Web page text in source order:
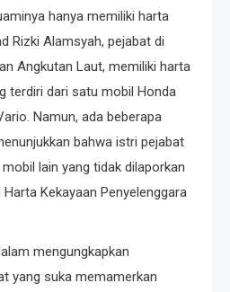
hanya memiliki harta
Rizki Alamsyah, pejabat di
Angkutan Laut, memiliki harta
terdiri dari satu mobil Honda
Namun, ada beberapa
bahwa istri pejabat
lain yang tidak dilaporkan
Kekayaan Penyelenggara
mengungkapkan
yang suka memamerkan